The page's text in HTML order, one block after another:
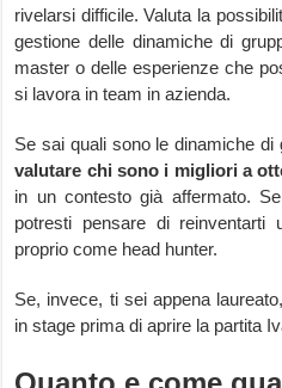
rivelarsi difficile. Valuta la
gestione delle dinamiche di
master o delle esperienze che
si lavora in team in azienda.
Se sai quali sono le dinamiche di
valutare chi sono i migliori a
in un contesto già affermato.
potresti pensare di reinventarti
proprio come head hunter.
Se, invece, ti sei appena
in stage prima di aprire la partita